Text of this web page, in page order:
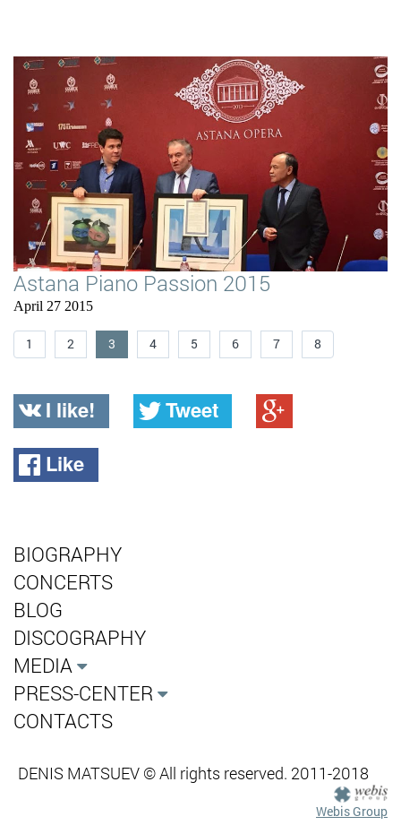
Astana Piano Passion 2015
April 27 2015
1 2 3 4 5 6 7 8
I like!
Tweet
Like
BIOGRAPHY
CONCERTS
BLOG
DISCOGRAPHY
MEDIA
PRESS-CENTER
CONTACTS
DENIS MATSUEV © All rights reserved. 2011-2018
Webis Group